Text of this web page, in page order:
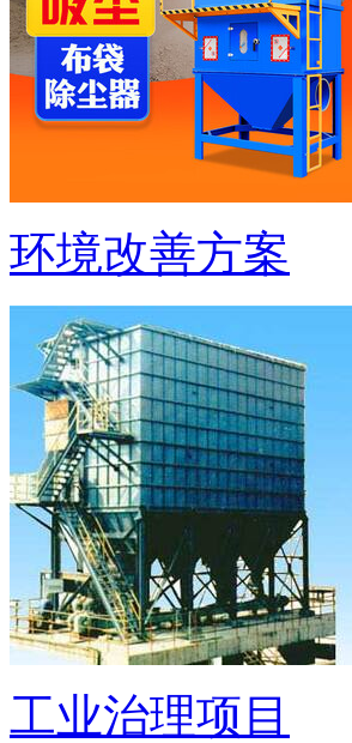
环境改善方案
工业治理项目